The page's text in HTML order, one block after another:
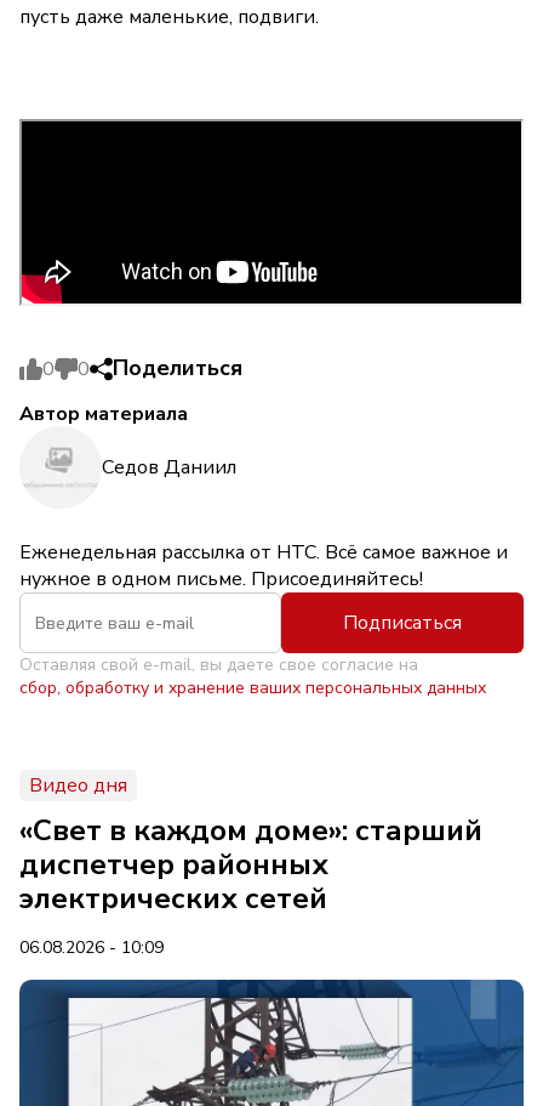
пусть даже маленькие, подвиги.
0 0 Поделиться
Автор материала
Седов Даниил
Еженедельная рассылка от НТС. Всё самое важное и
нужное в одном письме. Присоединяйтесь!
Подписаться
Оставляя свой e-mail, вы даете свое согласие на
сбор, обработку и хранение ваших персональных данных
Видео дня
«Свет в каждом доме»: старший
диспетчер районных
электрических сетей
06.08.2026 - 10:09